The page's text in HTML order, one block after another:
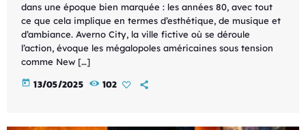
dans une époque bien marquée : les années 80, avec tout
ce que cela implique en termes d’esthétique, de musique et
d’ambiance. Averno City, la ville fictive où se déroule
l’action, évoque les mégalopoles américaines sous tension
comme New […]
today 13/05/2025 102